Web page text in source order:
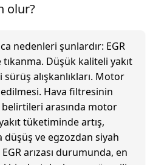
olur?
nedenleri şunlardır: EGR
Düşük kaliteli yakıt
sürüş alışkanlıkları. Motor
Hava filtresinin
belirtileri arasında motor
yakıt tüketiminde artış,
ve egzozdan siyah
arızası durumunda, en